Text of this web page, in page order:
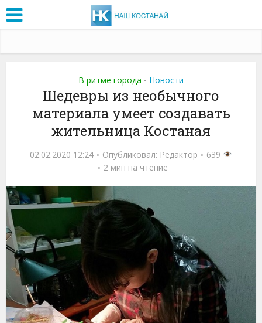
В ритме города • Новости
Шедевры из необычного
материала умеет создавать
жительница Костаная
02.02.2020 12:24 Опубликовал: Редактор
639
2 мин на чтение